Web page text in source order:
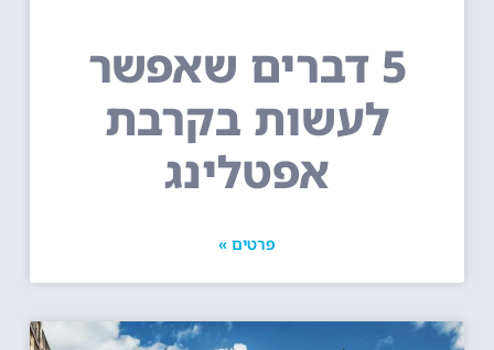
5 דברים שאפשר
לעשות בקרבת
אפטלינג
פרטים »